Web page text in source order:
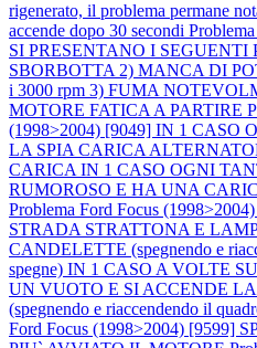
rigenerato, il problema permane
accende dopo 30 secondi
SI PRESENTANO I
SBORBOTTA 2) MANCA DI
i 3000 rpm 3) FUMA
MOTORE FATICA A PARTIRE
(1998>2004) [9049] IN 1 CASO
LA SPIA CARICA
CARICA IN 1 CASO OGNI
RUMOROSO E HA UNA
Problema Ford Focus
STRADA STRATTONA E
CANDELETTE (spegnendo e
spegne) IN 1 CASO A VOLTE
UN VUOTO E SI ACCENDE
(spegnendo e riaccendendo il
Ford Focus (1998>2004) [9599]